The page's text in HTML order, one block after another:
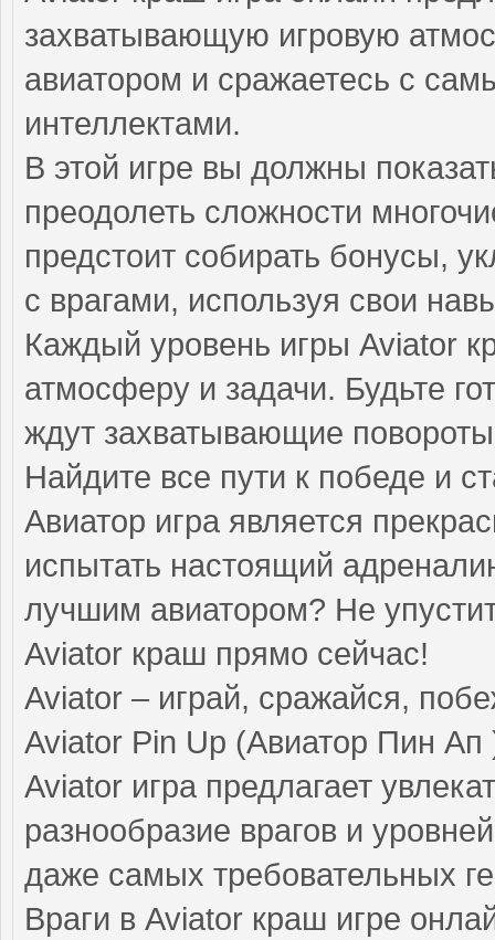
захватывающую игровую
авиатором и сражаетесь с
интеллектами.
В этой игре вы должны
преодолеть сложности
предстоит собирать бонусы,
с врагами, используя свои
Каждый уровень игры Aviator
атмосферу и задачи. Будьте
ждут захватывающие
Найдите все пути к победе и
Авиатор игра является
испытать настоящий
лучшим авиатором? Не
Aviator краш прямо сейчас!
Aviator – играй, сражайся,
Aviator Pin Up (Авиатор Пин Ап
Aviator игра предлагает
разнообразие врагов и
даже самых требовательных
Враги в Aviator краш игре